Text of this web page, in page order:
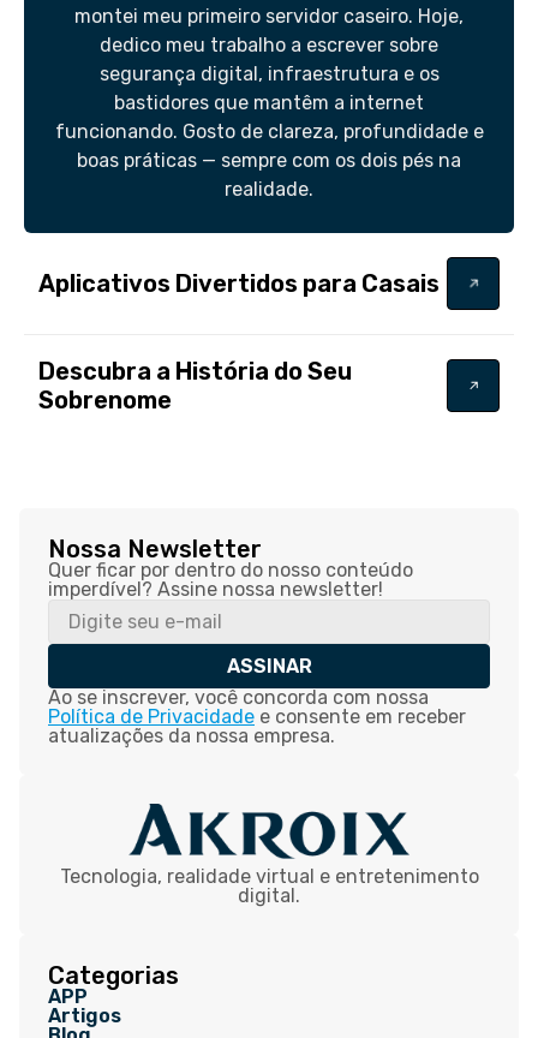
montei meu primeiro servidor caseiro. Hoje,
dedico meu trabalho a escrever sobre
segurança digital, infraestrutura e os
bastidores que mantêm a internet
funcionando. Gosto de clareza, profundidade e
boas práticas — sempre com os dois pés na
realidade.
Aplicativos Divertidos para Casais
Descubra a História do Seu
Sobrenome
Nossa Newsletter
Quer ficar por dentro do nosso conteúdo
imperdível? Assine nossa newsletter!
ASSINAR
Ao se inscrever, você concorda com nossa
Política de Privacidade e consente em receber
atualizações da nossa empresa.
Tecnologia, realidade virtual e entretenimento
digital.
Categorias
APP
Artigos